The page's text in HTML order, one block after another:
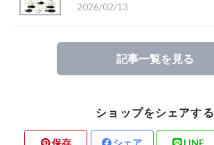
2026/02/13
記事一覧を見る
ショップをシェアする